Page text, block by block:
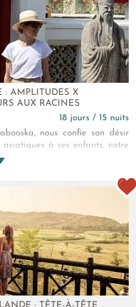
: AMPLITUDES X
AUX RACINES
18 jours / 15 nuits
nous confie son désir
à ses enfants, notre
créons alors pour elle et sa
le meilleur de ces deux
5* ! Culture, héritage et